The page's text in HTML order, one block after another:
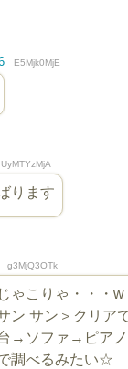
E5Mjk0MjE
UyMTYzMjA
ります
g3MjQ3OTk
ゃこりゃ・・・w
ン サン＞クリア
→ソファ→ピア
調べるみたい☆